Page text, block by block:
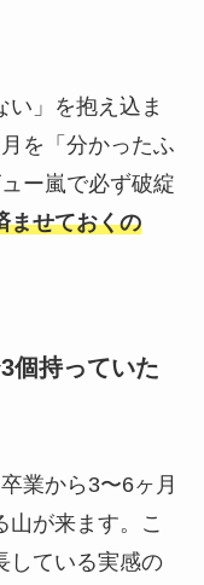
い」を抱え込ま
を「分かったふ
ー嵐で必ず破綻
ませておくの
個持っていた
業から3〜6ヶ月
が来ます。こ
している実感の